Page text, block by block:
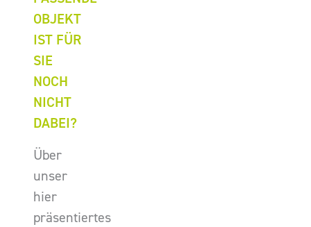
OBJEKT
IST FÜR
SIE
NOCH
NICHT
DABEI?
Über
unser
hier
präsentiertes